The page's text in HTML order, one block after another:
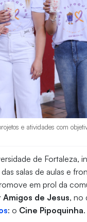
e atividades com
de Fortaleza,
salas de aulas e
em prol da
Amigos de Jesus, no
: o Cine Pipoquinha.